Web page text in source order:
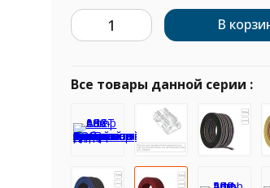
В
Все товары данной серии :